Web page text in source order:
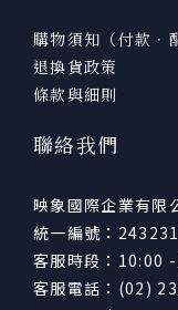
購物須知（付款．
退換貨政策
條款與細則
聯絡我們
映象國際企業有限
統一編號：
客服時段：10:00
客服電話：(02)